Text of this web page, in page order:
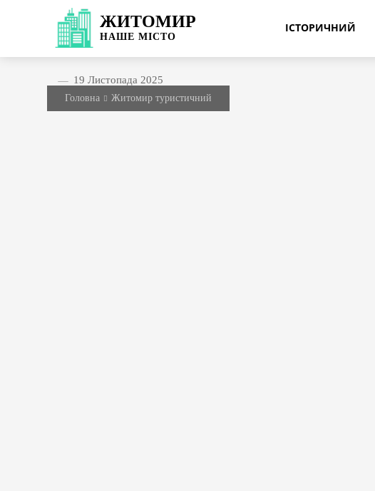
ЖИТОМИР
НАШЕ МІСТО
ІСТОРИЧНИЙ
19 Листопада 2025
Головна Житомир туристичний